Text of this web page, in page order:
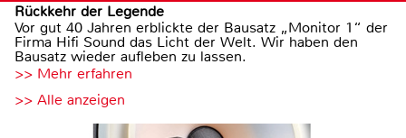
Rückkehr der Legende
Vor gut 40 Jahren erblickte der Bausatz „Monitor 1“ der
Firma Hifi Sound das Licht der Welt. Wir haben den
Bausatz wieder aufleben zu lassen.
>> Mehr erfahren
>> Alle anzeigen